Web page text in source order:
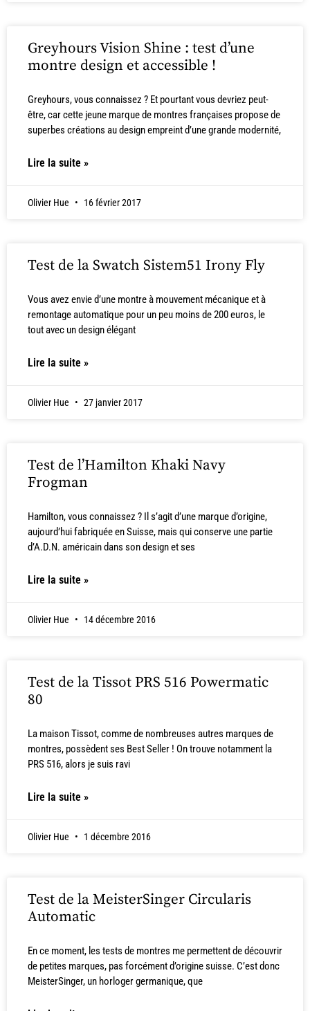
Greyhours Vision Shine : test d’une
montre design et accessible !
Greyhours, vous connaissez ? Et pourtant vous devriez peut-
être, car cette jeune marque de montres françaises propose de
superbes créations au design empreint d’une grande modernité,
Lire la suite »
Olivier Hue 16 février 2017
Test de la Swatch Sistem51 Irony Fly
Vous avez envie d’une montre à mouvement mécanique et à
remontage automatique pour un peu moins de 200 euros, le
tout avec un design élégant
Lire la suite »
Olivier Hue 27 janvier 2017
Test de l’Hamilton Khaki Navy
Frogman
Hamilton, vous connaissez ? Il s’agit d’une marque d’origine,
aujourd’hui fabriquée en Suisse, mais qui conserve une partie
d’A.D.N. américain dans son design et ses
Lire la suite »
Olivier Hue 14 décembre 2016
Test de la Tissot PRS 516 Powermatic
80
La maison Tissot, comme de nombreuses autres marques de
montres, possèdent ses Best Seller ! On trouve notamment la
PRS 516, alors je suis ravi
Lire la suite »
Olivier Hue 1 décembre 2016
Test de la MeisterSinger Circularis
Automatic
En ce moment, les tests de montres me permettent de découvrir
de petites marques, pas forcément d’origine suisse. C’est donc
MeisterSinger, un horloger germanique, que